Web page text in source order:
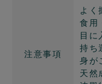
注意事項
よく
食用
目に
持ち
身が
天然